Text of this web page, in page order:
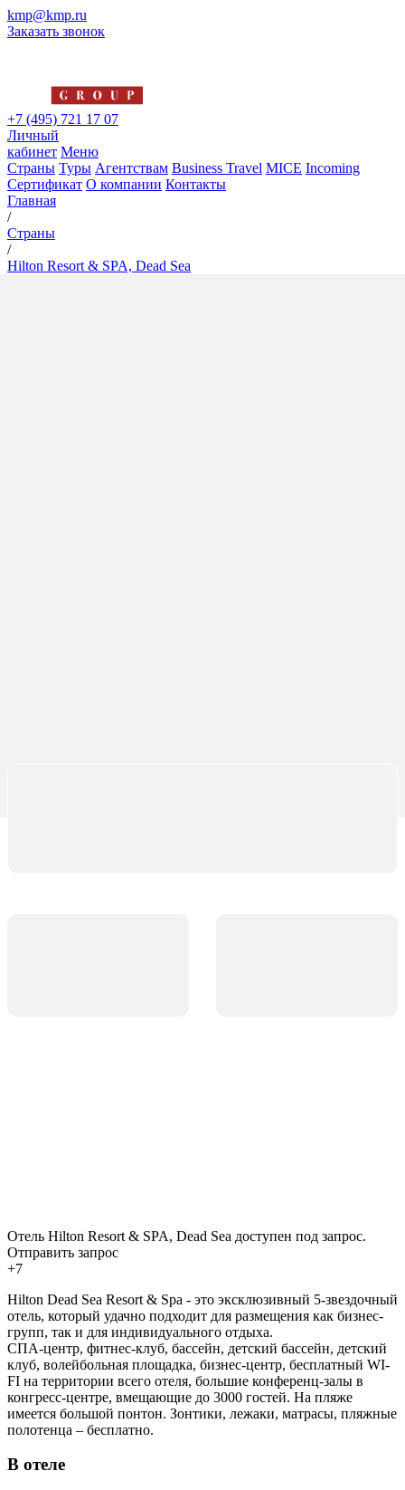
kmp@kmp.ru
Заказать звонок
+7 (495) 721 17 07
Личный
кабинет Меню
Страны Туры Агентствам Business Travel MICE Incoming
Сертификат О компании Контакты
Главная
/
Страны
/
Hilton Resort & SPA, Dead Sea
Отель Hilton Resort & SPA, Dead Sea доступен под запрос.
Отправить запрос
+7
Hilton Dead Sea Resort & Spa - это эксклюзивный 5-звездочный
отель, который удачно подходит для размещения как бизнес-
групп, так и для индивидуального отдыха.
СПА-центр, фитнес-клуб, бассейн, детский бассейн, детский
клуб, волейбольная площадка, бизнес-центр, бесплатный WI-
FI на территории всего отеля, большие конференц-залы в
конгресс-центре, вмещающие до 3000 гостей. На пляже
имеется большой понтон. Зонтики, лежаки, матрасы, пляжные
полотенца – бесплатно.
В отеле